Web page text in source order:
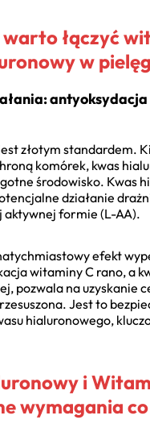
łączyć
w
złotym standardem.
komórek, kwas
środowisko. Kwas
działanie
aktywnej formie (L-AA).
efekt
witaminy C rano, a
pozwala na uzyskanie
Jest to
hialuronowego,
i
wymagania